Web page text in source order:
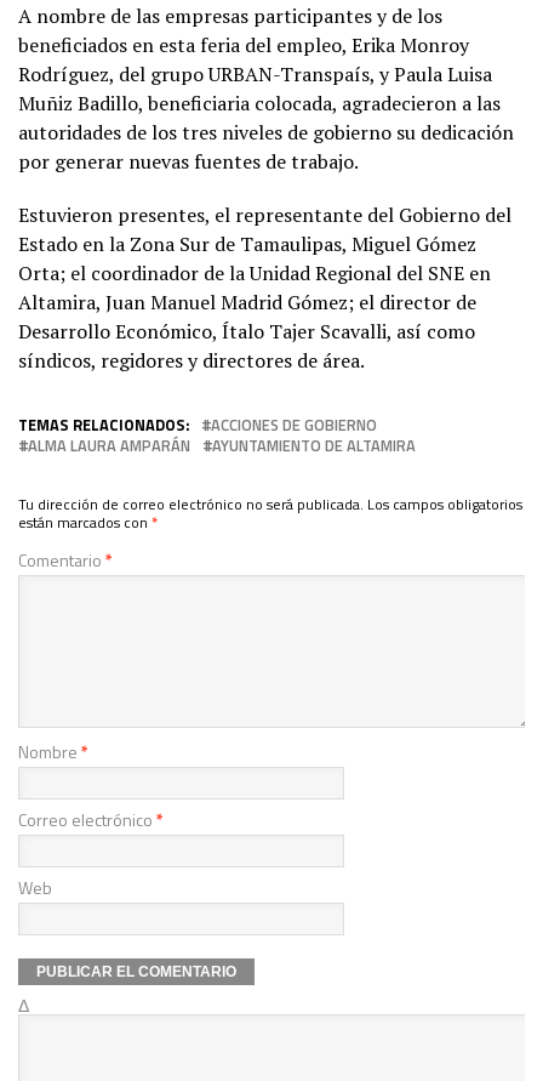
A nombre de las empresas participantes y de los
beneficiados en esta feria del empleo, Erika Monroy
Rodríguez, del grupo URBAN-Transpaís, y Paula Luisa
Muñiz Badillo, beneficiaria colocada, agradecieron a las
autoridades de los tres niveles de gobierno su dedicación
por generar nuevas fuentes de trabajo.
Estuvieron presentes, el representante del Gobierno del
Estado en la Zona Sur de Tamaulipas, Miguel Gómez
Orta; el coordinador de la Unidad Regional del SNE en
Altamira, Juan Manuel Madrid Gómez; el director de
Desarrollo Económico, Ítalo Tajer Scavalli, así como
síndicos, regidores y directores de área.
TEMAS RELACIONADOS:
ACCIONES DE GOBIERNO
ALMA LAURA AMPARÁN
AYUNTAMIENTO DE ALTAMIRA
Tu dirección de correo electrónico no será publicada. Los campos obligatorios
están marcados con *
Comentario*
Nombre*
Correo electrónico*
Web
Δ